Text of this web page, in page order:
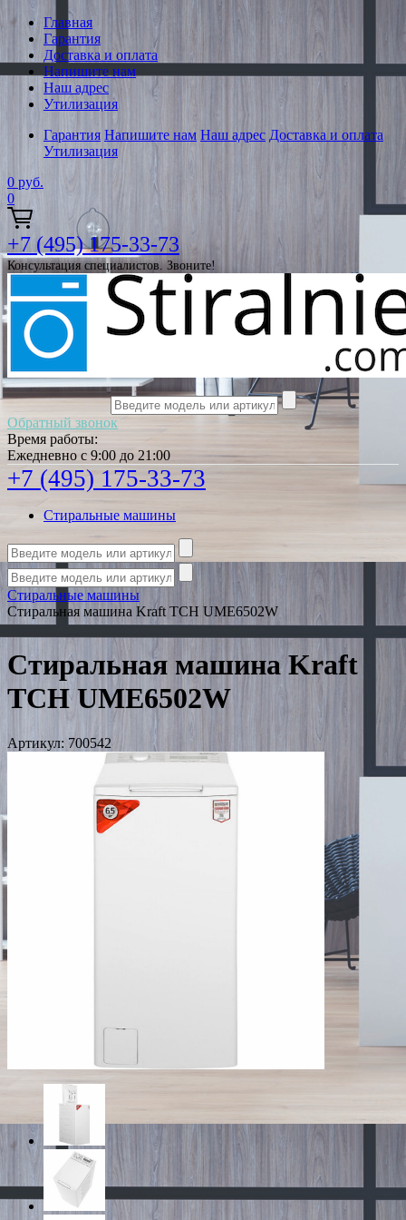
Главная
Гарантия
Доставка и оплата
Напишите нам
Наш адрес
Утилизация
Гарантия Напишите нам Наш адрес Доставка и оплата
Утилизация
0 руб.
0
+7 (495) 175-33-73
Консультация специалистов. Звоните!
Обратный звонок
Время работы:
Ежедневно с 9:00 до 21:00
+7 (495) 175-33-73
Стиральные машины
Стиральные машины
Стиральная машина Kraft TCH UME6502W
Стиральная машина Kraft
TCH UME6502W
Артикул: 700542